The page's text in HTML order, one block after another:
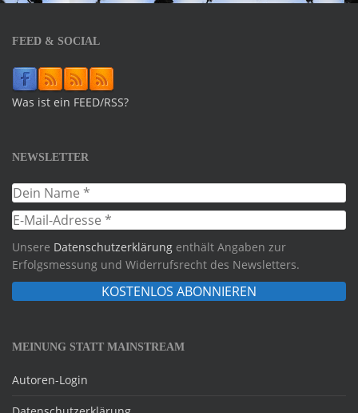
FEED & SOCIAL
Was ist ein FEED/RSS?
NEWSLETTER
Unsere Datenschutzerklärung enthält Angaben zur
Erfolgsmessung und Widerrufsrecht des Newsletters.
MEINUNG STATT MAINSTREAM
Autoren-Login